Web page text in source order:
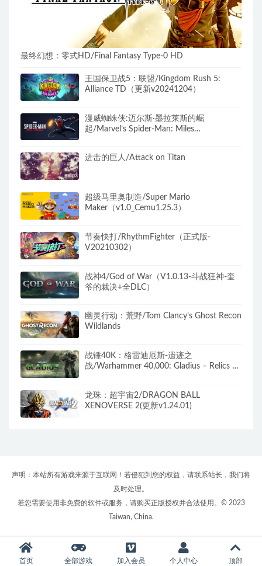
最终幻想：零式HD/Final Fantasy Type-0 HD
王国保卫战5：联盟/Kingdom Rush 5:
Alliance TD（更新v20241204）
漫威蜘蛛侠:迈尔斯·墨拉莱斯的崛
起/Marvel’s Spider-Man: Miles
进击的巨人/Attack on Titan
超级马里奥制造/Super Mario
Maker（v1.0_Cemu1.25.3）
节奏快打/RhythmFighter（正式版-
V20210302）
战神4/God of War（V1.0.13-斗战狂神-奎
爷的裁决+全DLC）
幽灵行动：荒野/Tom Clancy’s Ghost Recon
Wildlands
战锤40K：格雷迪厄斯-遗迹之
战/Warhammer 40,000: Gladius – Relics of
龙珠：超宇宙2/DRAGON BALL
XENOVERSE 2(更新v1.24.01)
声明：本站所有游戏来源于互联网！若侵犯到您的权益，请联系站长，我们将
及时处理。
若您需要使用非免费的软件或服务，请购买正版授权并合法使用。© 2023
Taiwan, China.
首页 全部游戏 加入会员 个人中心 顶部